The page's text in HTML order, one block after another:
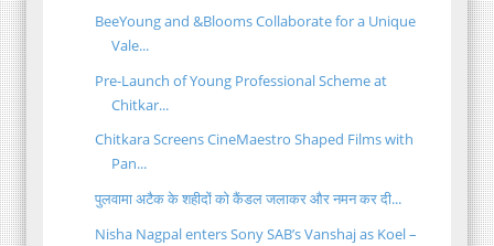
BeeYoung and &Blooms Collaborate for a Unique
Vale...
Pre-Launch of Young Professional Scheme at
Chitkar...
Chitkara Screens CineMaestro Shaped Films with
Pan...
पुलवामा अटैक के शहीदों को कैंडल जलाकर और नमन कर दी...
Nisha Nagpal enters Sony SAB’s Vanshaj as Koel –